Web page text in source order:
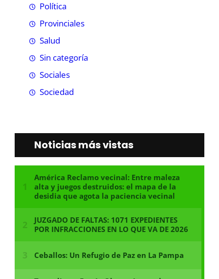
Política
Provinciales
Salud
Sin categoría
Sociales
Sociedad
Noticias más vistas